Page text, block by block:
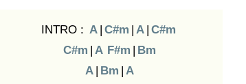
INTRO : A | C#m | A | C#m
C#m | A F#m | Bm
A | Bm | A